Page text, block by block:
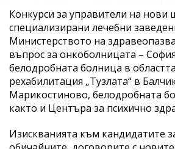
Конкурси за управители на нови
специализирани лечебни
Министерството на
въпрос за онкоболницата –
белодробната болница в
рехабилитация „Тузлата“ в
Марикостиново, белодробната
както и Центъра за психично
Изискванията към кандидатите